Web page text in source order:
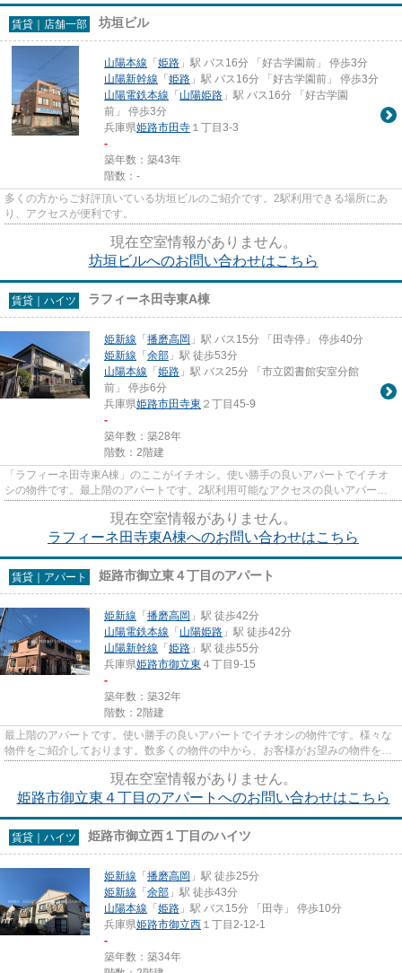
賃貸｜店舗一部 坊垣ビル
山陽本線 「姫路 」駅 バス16分 「好古学園前」 停歩3分
山陽新幹線 「姫路 」駅 バス16分 「好古学園前」 停歩3分
山陽電鉄本線 「山陽姫路 」駅 バス16分 「好古学園
前」 停歩3分
兵庫県姫路市田寺 １丁目3-3
-
築年数：築43年
階数：-
多くの方からご好評頂いている坊垣ビルのご紹介です。2駅利用できる場所にあ
り、アクセスが便利です。
現在空室情報がありません。
坊垣ビルへのお問い合わせはこちら
賃貸｜ハイツ ラフィーネ田寺東A棟
姫新線 「播磨高岡 」駅 バス15分 「田寺停」 停歩40分
姫新線 「余部 」駅 徒歩53分
山陽本線 「姫路 」駅 バス25分 「市立図書館安室分館
前」 停歩6分
兵庫県姫路市田寺東 ２丁目45-9
-
築年数：築28年
階数：2階建
「ラフィーネ田寺東A棟」のここがイチオシ。使い勝手の良いアパートでイチオ
シの物件です。最上階のアパートです。2駅利用可能なアクセスの良いアパート
です。お客様の多種多様なニー...
現在空室情報がありません。
ラフィーネ田寺東A棟へのお問い合わせはこちら
賃貸｜アパート 姫路市御立東４丁目のアパート
姫新線 「播磨高岡 」駅 徒歩42分
山陽電鉄本線 「山陽姫路 」駅 徒歩42分
山陽新幹線 「姫路 」駅 徒歩55分
兵庫県姫路市御立東 ４丁目9-15
-
築年数：築32年
階数：2階建
最上階のアパートです。使い勝手の良いアパートでイチオシの物件です。様々な
物件をご紹介しております。数多くの物件の中から、お客様がお望みの物件をお
選び下さい。私たちがサポー...
現在空室情報がありません。
姫路市御立東４丁目のアパートへのお問い合わせはこちら
賃貸｜ハイツ 姫路市御立西１丁目のハイツ
姫新線 「播磨高岡 」駅 徒歩25分
姫新線 「余部 」駅 徒歩43分
山陽本線 「姫路 」駅 バス15分 「田寺」 停歩10分
兵庫県姫路市御立西 １丁目2-12-1
-
築年数：築34年